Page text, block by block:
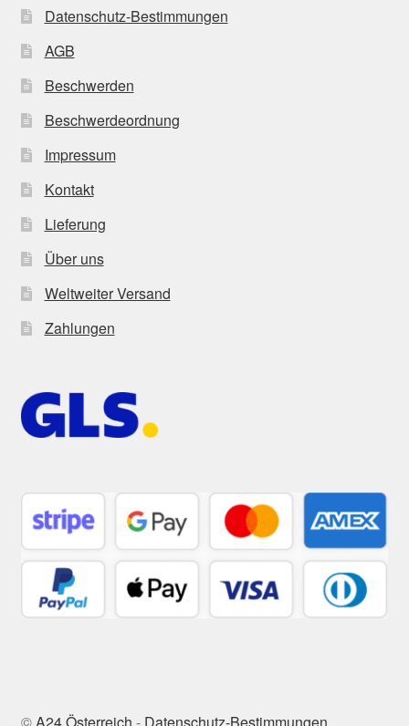
Datenschutz-Bestimmungen
AGB
Beschwerden
Beschwerdeordnung
Impressum
Kontakt
Lieferung
Über uns
Weltweiter Versand
Zahlungen